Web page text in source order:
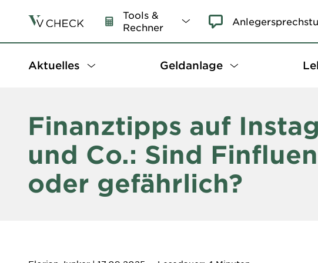
Tools &
Rechner
Aktuelles Geldanlage
Finanztipps auf
und Co.: Sind
oder gefährlich?